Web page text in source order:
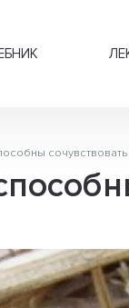
сочувствовать